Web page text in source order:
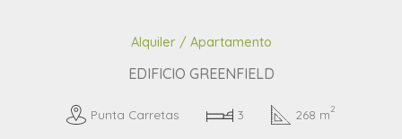
Alquiler / Apartamento
EDIFICIO GREENFIELD
Punta Carretas 3 268 m2